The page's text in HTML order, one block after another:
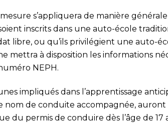
s’appliquera de manière
inscrits dans une auto-école
libre, ou qu’ils privilégient une auto-
mettra à disposition les informations
NEPH.
impliqués dans l’apprentissage
nom de conduite accompagnée,
du permis de conduire dès l’âge de